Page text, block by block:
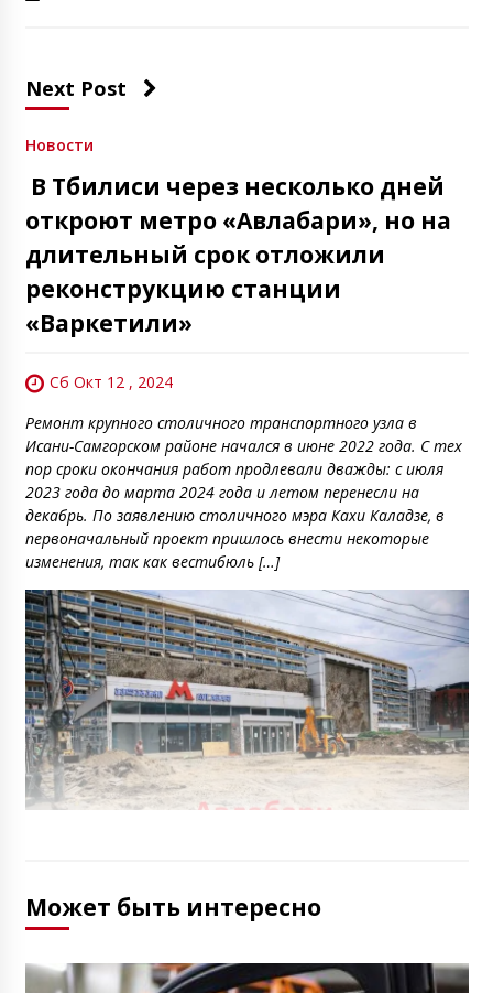
Next Post
Новости
В Тбилиси через несколько дней
откроют метро «Авлабари», но на
длительный срок отложили
реконструкцию станции
«Варкетили»
Сб Окт 12 , 2024
Ремонт крупного столичного транспортного узла в
Исани-Самгорском районе начался в июне 2022 года. С тех
пор сроки окончания работ продлевали дважды: с июля
2023 года до марта 2024 года и летом перенесли на
декабрь. По заявлению столичного мэра Кахи Каладзе, в
первоначальный проект пришлось внести некоторые
изменения, так как вестибюль […]
Может быть интересно